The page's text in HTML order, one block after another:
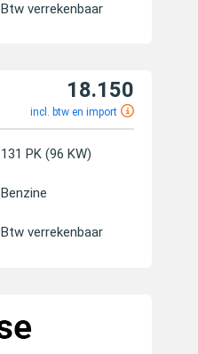
Btw verrekenbaar
18.150
incl. btw en import
131 PK (96 KW)
Benzine
Btw verrekenbaar